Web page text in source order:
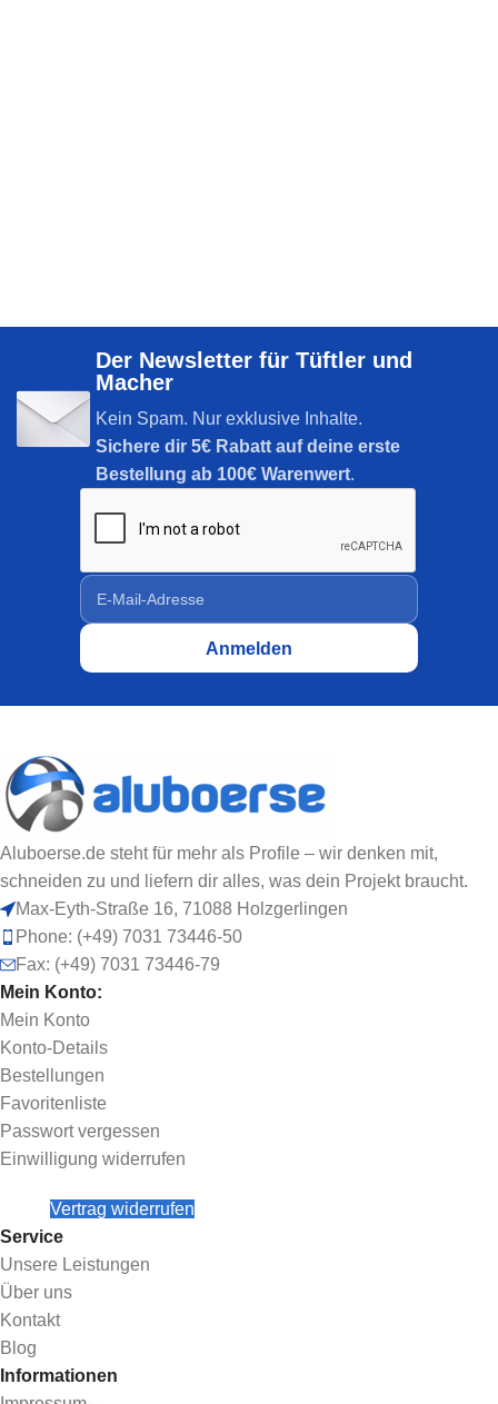
Der Newsletter für Tüftler und
Macher
Kein Spam. Nur exklusive Inhalte.
Sichere dir 5€ Rabatt auf deine erste
Bestellung ab 100€ Warenwert.
Aluboerse.de steht für mehr als Profile – wir denken mit,
schneiden zu und liefern dir alles, was dein Projekt braucht.
Max-Eyth-Straße 16, 71088 Holzgerlingen
Phone: (+49) 7031 73446-50
Fax: (+49) 7031 73446-79
Mein Konto:
Mein Konto
Konto-Details
Bestellungen
Favoritenliste
Passwort vergessen
Einwilligung widerrufen
Vertrag widerrufen
Service
Unsere Leistungen
Über uns
Kontakt
Blog
Informationen